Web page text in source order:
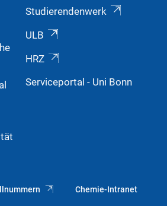
Studierendenwerk
ULB
HRZ
Serviceportal - Uni Bonn
Chemie-Intranet